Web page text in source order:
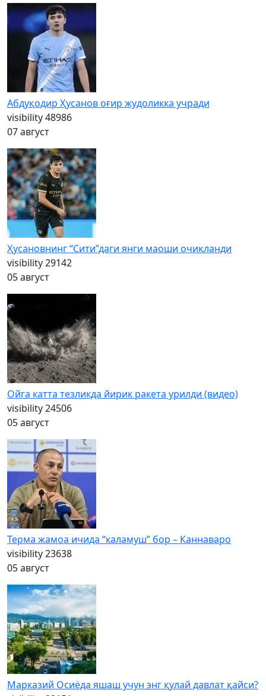
Абдуқодир Ҳусанов оғир жудоликка учради
visibility48986
07 август
Ҳусановнинг “Сити”даги янги маоши очиқланди
visibility29142
05 август
Ойга катта тезликда йирик ракета урилди (видео)
visibility24506
05 август
Терма жамоа ичида “каламуш” бор – Каннаваро
visibility23638
05 август
Марказий Осиёда яшаш учун энг қулай давлат қайси?